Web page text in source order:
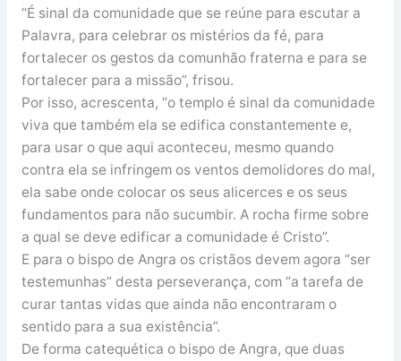
“É sinal da comunidade que se reúne para escutar a
Palavra, para celebrar os mistérios da fé, para
fortalecer os gestos da comunhão fraterna e para se
fortalecer para a missão”, frisou.
Por isso, acrescenta, “o templo é sinal da comunidade
viva que também ela se edifica constantemente e,
para usar o que aqui aconteceu, mesmo quando
contra ela se infringem os ventos demolidores do mal,
ela sabe onde colocar os seus alicerces e os seus
fundamentos para não sucumbir. A rocha firme sobre
a qual se deve edificar a comunidade é Cristo”.
E para o bispo de Angra os cristãos devem agora “ser
testemunhas” desta perseverança, com “a tarefa de
curar tantas vidas que ainda não encontraram o
sentido para a sua existência”.
De forma catequética o bispo de Angra, que duas